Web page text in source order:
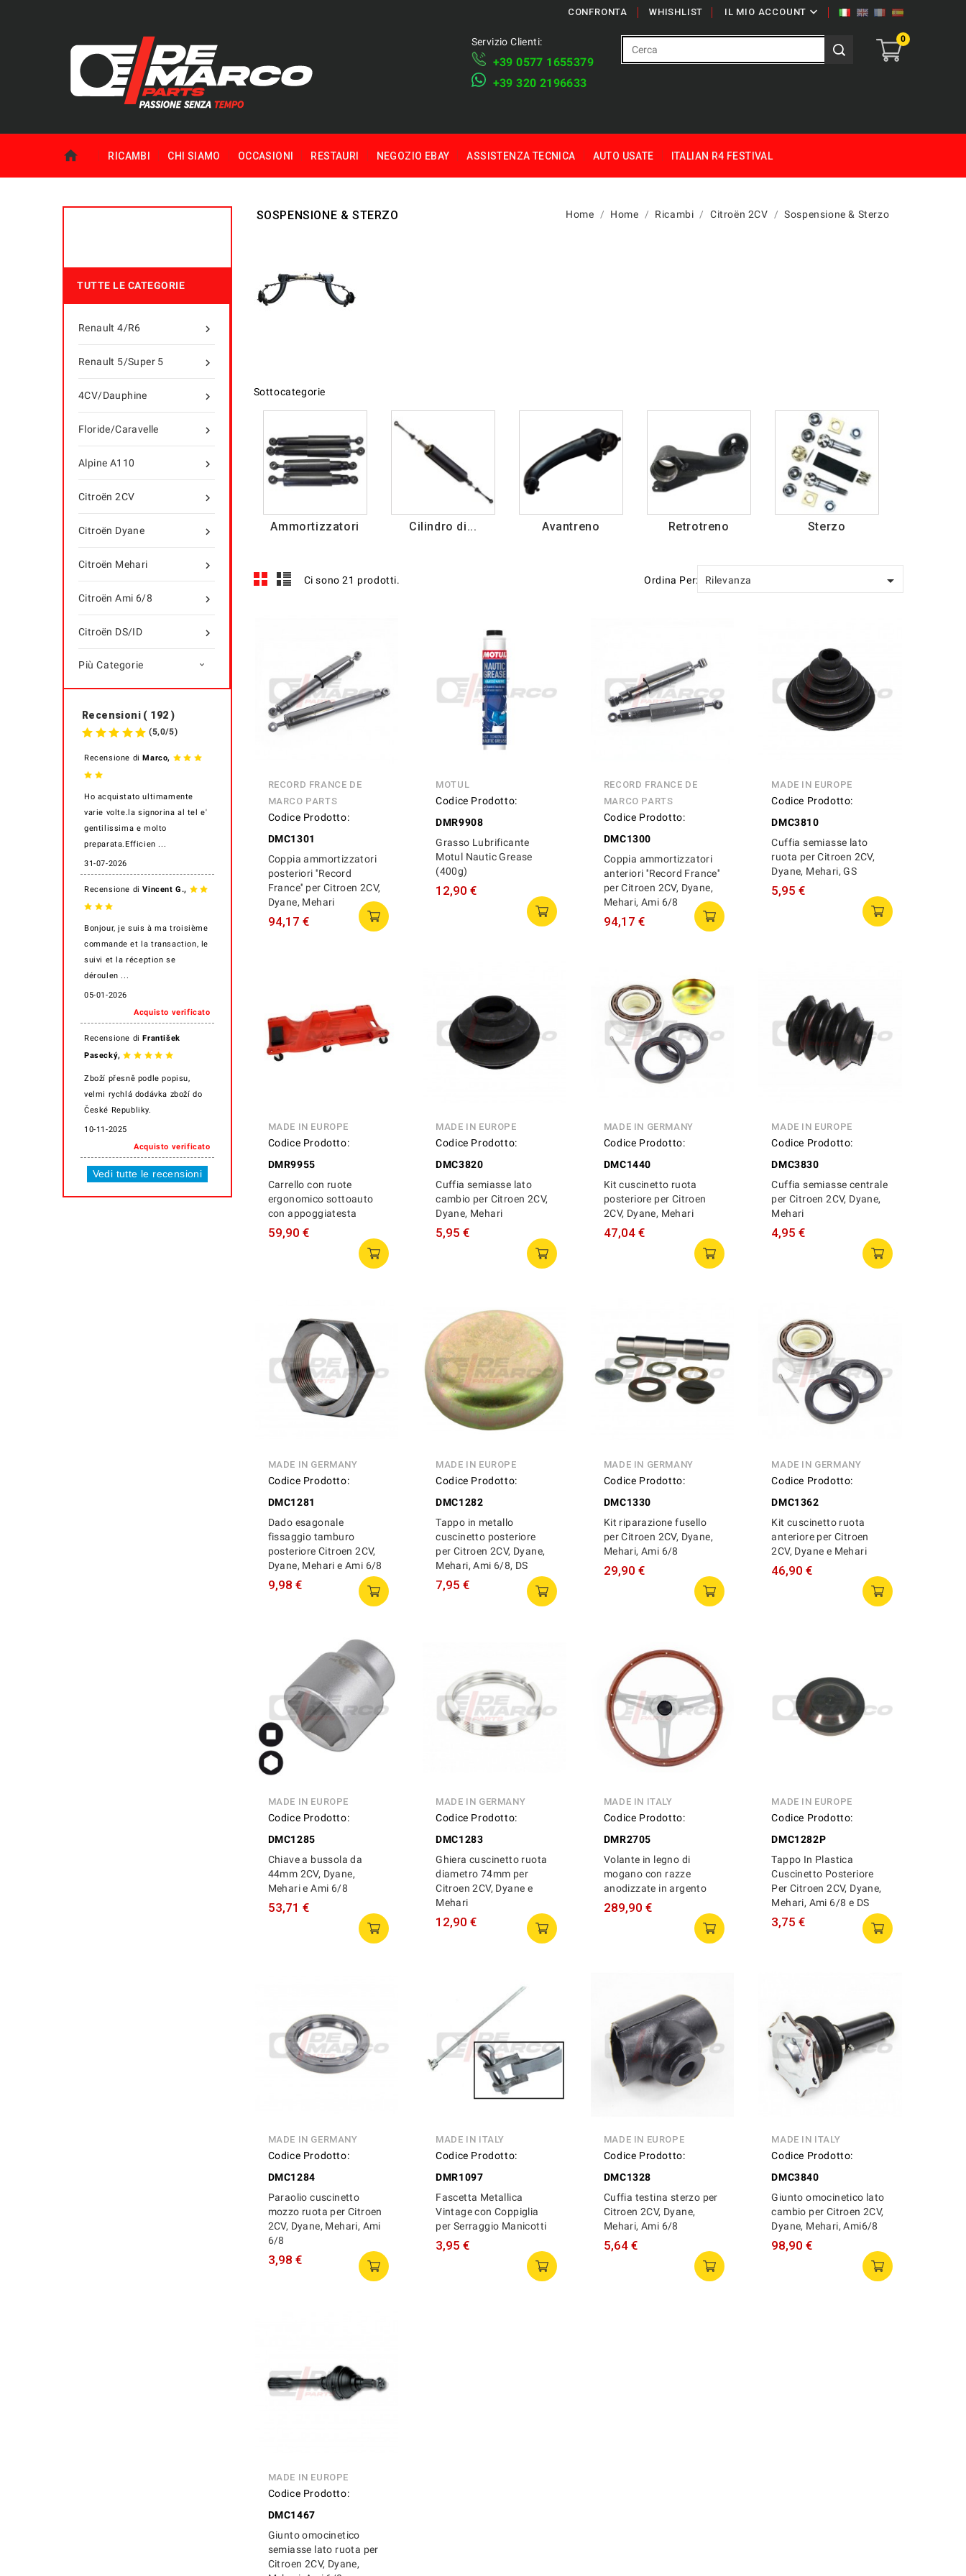
IL MIO ACCOUNT 
WHISHLIST
CONFRONTA
0
Servizio Clienti:
+39 ​​0577 1655379
​+39 320 2196633
RICAMBI CHI SIAMO OCCASIONI RESTAURI NEGOZIO EBAY ASSISTENZA TECNICA AUTO USATE ITALIAN R4 FESTIVAL
TUTTE LE CATEGORIE

Renault 4/R6

Renault 5/Super 5

4CV/Dauphine

Floride/Caravelle

Alpine A110

Citroën 2CV

Citroën Dyane

Citroën Mehari

Citroën Ami 6/8

Citroën DS/ID
Più Categorie 
Recensioni ( 192 )
(5,0/5)
Recensione diMarco,
Ho acquistato ultimamente
varie volte.la signorina al tel e'
gentilissima e molto
preparata.Efficien ...
31-07-2026
Recensione diVincent G.,
Bonjour, je suis à ma troisième
commande et la transaction, le
suivi et la réception se
déroulen ...
05-01-2026
Acquisto verificato
Recensione diFrantišek
Pasecký,
Zboží přesně podle popisu,
velmi rychlá dodávka zboží do
České Republiky.
10-11-2025
Acquisto verificato
Vedi tutte le recensioni
SOSPENSIONE & STERZO Home Home Ricambi Citroën 2CV Sospensione & Sterzo
Sottocategorie
Ammortizzatori Cilindro di... Avantreno Retrotreno Sterzo
Ci sono 21 prodotti. Ordina Per: Rilevanza 
RECORD FRANCE DE
MARCO PARTS
Codice Prodotto:
DMC1301
Coppia ammortizzatori
posteriori ''Record
France'' per Citroen 2CV,
Dyane, Mehari
94,17 €
MOTUL
Codice Prodotto:
DMR9908
Grasso Lubrificante
Motul Nautic Grease
(400g)
12,90 €
RECORD FRANCE DE
MARCO PARTS
Codice Prodotto:
DMC1300
Coppia ammortizzatori
anteriori ''Record France''
per Citroen 2CV, Dyane,
Mehari, Ami 6/8
94,17 €
MADE IN EUROPE
Codice Prodotto:
DMC3810
Cuffia semiasse lato
ruota per Citroen 2CV,
Dyane, Mehari, GS
5,95 €
MADE IN EUROPE
Codice Prodotto:
DMR9955
Carrello con ruote
ergonomico sottoauto
con appoggiatesta
59,90 €
MADE IN EUROPE
Codice Prodotto:
DMC3820
Cuffia semiasse lato
cambio per Citroen 2CV,
Dyane, Mehari
5,95 €
MADE IN GERMANY
Codice Prodotto:
DMC1440
Kit cuscinetto ruota
posteriore per Citroen
2CV, Dyane, Mehari
47,04 €
MADE IN EUROPE
Codice Prodotto:
DMC3830
Cuffia semiasse centrale
per Citroen 2CV, Dyane,
Mehari
4,95 €
MADE IN GERMANY
Codice Prodotto:
DMC1281
Dado esagonale
fissaggio tamburo
posteriore Citroen 2CV,
Dyane, Mehari e Ami 6/8
9,98 €
MADE IN EUROPE
Codice Prodotto:
DMC1282
Tappo in metallo
cuscinetto posteriore
per Citroen 2CV, Dyane,
Mehari, Ami 6/8, DS
7,95 €
MADE IN GERMANY
Codice Prodotto:
DMC1330
Kit riparazione fusello
per Citroen 2CV, Dyane,
Mehari, Ami 6/8
29,90 €
MADE IN GERMANY
Codice Prodotto:
DMC1362
Kit cuscinetto ruota
anteriore per Citroen
2CV, Dyane e Mehari
46,90 €
MADE IN EUROPE
Codice Prodotto:
DMC1285
Chiave a bussola da
44mm 2CV, Dyane,
Mehari e Ami 6/8
53,71 €
MADE IN GERMANY
Codice Prodotto:
DMC1283
Ghiera cuscinetto ruota
diametro 74mm per
Citroen 2CV, Dyane e
Mehari
12,90 €
MADE IN ITALY
Codice Prodotto:
DMR2705
Volante in legno di
mogano con razze
anodizzate in argento
289,90 €
MADE IN EUROPE
Codice Prodotto:
DMC1282P
Tappo In Plastica
Cuscinetto Posteriore
Per Citroen 2CV, Dyane,
Mehari, Ami 6/8 e DS
3,75 €
MADE IN GERMANY
Codice Prodotto:
DMC1284
Paraolio cuscinetto
mozzo ruota per Citroen
2CV, Dyane, Mehari, Ami
6/8
3,98 €
MADE IN ITALY
Codice Prodotto:
DMR1097
Fascetta Metallica
Vintage con Coppiglia
per Serraggio Manicotti
3,95 €
MADE IN EUROPE
Codice Prodotto:
DMC1328
Cuffia testina sterzo per
Citroen 2CV, Dyane,
Mehari, Ami 6/8
5,64 €
MADE IN ITALY
Codice Prodotto:
DMC3840
Giunto omocinetico lato
cambio per Citroen 2CV,
Dyane, Mehari, Ami6/8
98,90 €
MADE IN EUROPE
Codice Prodotto:
DMC1467
Giunto omocinetico
semiasse lato ruota per
Citroen 2CV, Dyane,